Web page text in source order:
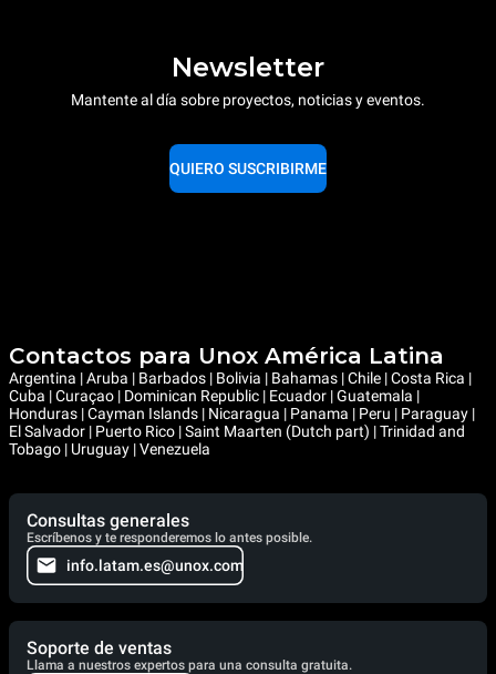
Newsletter
Mantente al día sobre proyectos, noticias y eventos.
QUIERO SUSCRIBIRME
Contactos para Unox América Latina
Argentina | Aruba | Barbados | Bolivia | Bahamas | Chile | Costa Rica |
Cuba | Curaçao | Dominican Republic | Ecuador | Guatemala |
Honduras | Cayman Islands | Nicaragua | Panama | Peru | Paraguay |
El Salvador | Puerto Rico | Saint Maarten (Dutch part) | Trinidad and
Tobago | Uruguay | Venezuela
Consultas generales
Escríbenos y te responderemos lo antes posible.
info.latam.es@unox.com
Soporte de ventas
Llama a nuestros expertos para una consulta gratuita.